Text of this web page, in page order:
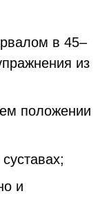
в 45–
из
положении
и